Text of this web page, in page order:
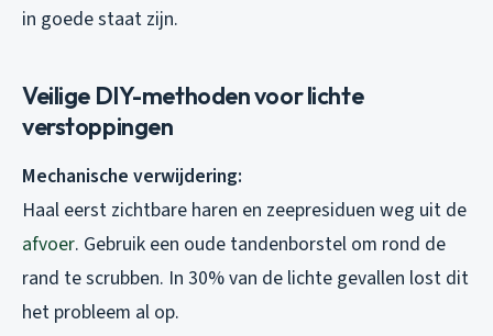
in goede staat zijn.
Veilige DIY-methoden voor lichte
verstoppingen
Mechanische verwijdering:
Haal eerst zichtbare haren en zeepresiduen weg uit de
afvoer. Gebruik een oude tandenborstel om rond de
rand te scrubben. In 30% van de lichte gevallen lost dit
het probleem al op.